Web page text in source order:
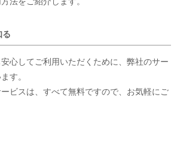
る
心してご利用いただくために、弊社のサー
す。
ビスは、すべて無料ですので、お気軽にご